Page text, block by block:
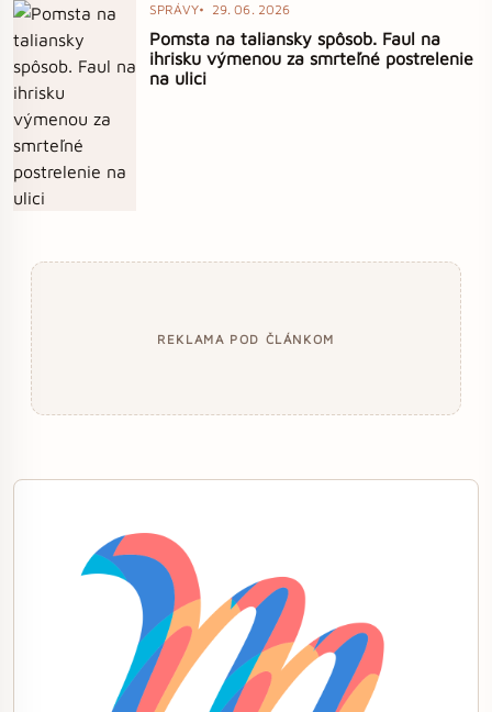
SPRÁVY 29. 06. 2026
Pomsta na taliansky spôsob. Faul na
ihrisku výmenou za smrteľné postrelenie
na ulici
REKLAMA POD ČLÁNKOM